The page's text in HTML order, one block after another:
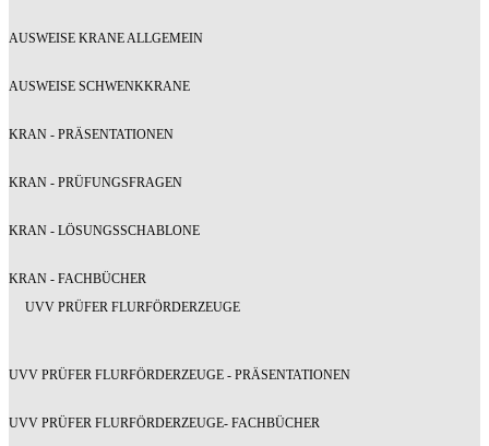
AUSWEISE KRANE ALLGEMEIN
AUSWEISE SCHWENKKRANE
KRAN - PRÄSENTATIONEN
KRAN - PRÜFUNGSFRAGEN
KRAN - LÖSUNGSSCHABLONE
KRAN - FACHBÜCHER
UVV PRÜFER FLURFÖRDERZEUGE
UVV PRÜFER FLURFÖRDERZEUGE - PRÄSENTATIONEN
UVV PRÜFER FLURFÖRDERZEUGE- FACHBÜCHER